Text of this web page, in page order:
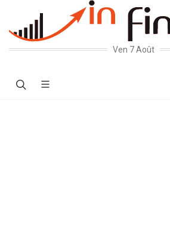
Ven 7 Août